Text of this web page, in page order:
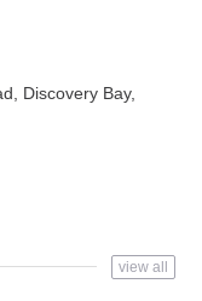
Discovery Bay,
view all